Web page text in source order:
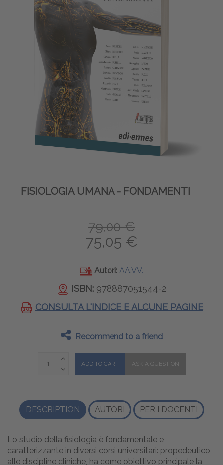
FISIOLOGIA UMANA - FONDAMENTI
79,00 €
75,05 €
Autori: AA.VV.
ISBN: 978887051544-2
CONSULTA L'INDICE E ALCUNE PAGINE
Recommend to a friend
DESCRIPTION AUTORI PER I DOCENTI
Lo studio della fisiologia è fondamentale e
caratterizzante in diversi corsi universitari: propedeutico
alle discipline cliniche, ha come obiettivo principale la